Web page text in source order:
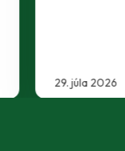
29. júla 2026